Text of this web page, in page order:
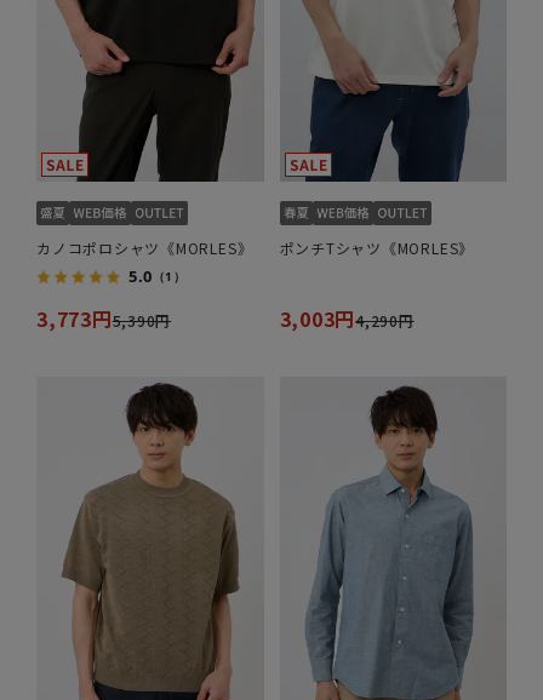
カノコポロシャツ《MORLES》
5.0 （1）
3,773円5,390円
ポンチTシャツ《MORLES》
3,003円4,290円